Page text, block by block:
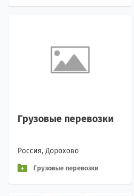
Грузовые перевозки
Россия, Дорохово
Грузовые перевозки